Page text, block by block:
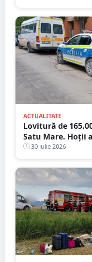
ACTUALITATE
Lovitură de
Satu Mare. Hoții
timp ce
30 iulie 2026